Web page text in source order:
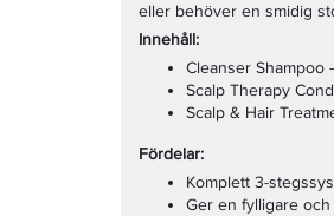
eller behöver en smidig
Innehåll:
Cleanser
Scalp Therapy
Scalp & Hair
Fördelar:
Komplett 3-
Ger en fylligare